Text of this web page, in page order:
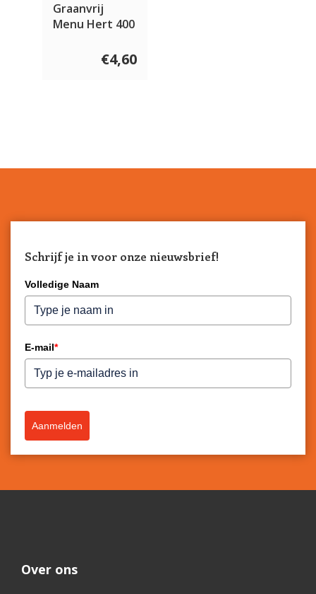
Graanvrij
Menu Hert 400
€4,60
Schrijf je in voor onze nieuwsbrief!
Volledige Naam
E-mail*
Aanmelden
Over ons